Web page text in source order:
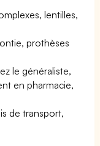
lentilles,
prothèses
le généraliste,
en pharmacie,
de transport,